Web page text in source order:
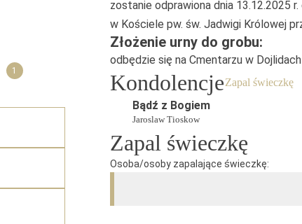
1
zostanie odprawiona dnia 13.12.2025
w Kościele pw. św. Jadwigi Królowej
Złożenie urny do grobu:
odbędzie się na Cmentarzu w
KondolencjeZapal świeczkę
Bądź z Bogiem
Jaroslaw Tioskow
Zapal świeczkę
Osoba/osoby zapalające świeczkę: